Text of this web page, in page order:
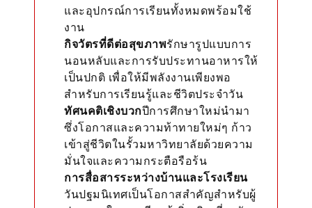
และอุปกรณ์การเรียนทั้งหมดพร้อมใช้
งาน
กิจวัตรที่ดีต่อสุขภาพรักษารูปแบบการ
นอนหลับและการรับประทานอาหารให้
เป็นปกติ เพื่อให้มีพลังงานเพียงพอ
สำหรับการเรียนรู้และชีวิตประจำวัน
ทัศนคติเชิงบวกปีการศึกษาใหม่นำมา
ซึ่งโอกาสและความท้าทายใหม่ๆ ก้าว
เข้าสู่ชีวิตในรั้วมหาวิทยาลัยด้วยความ
มั่นใจและความกระตือรือร้น
การสื่อสารระหว่างบ้านและโรงเรียน
วันปฐมนิเทศเป็นโอกาสสำคัญสำหรับผู้